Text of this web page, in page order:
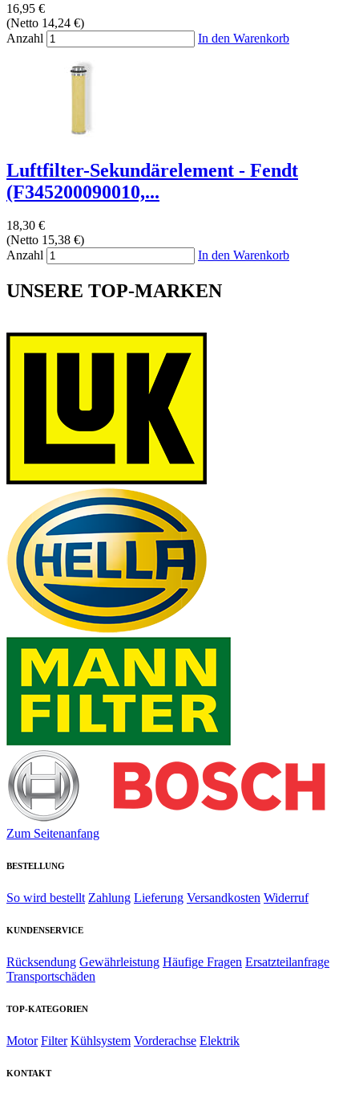
16,95 €
(Netto 14,24 €)
Anzahl
In den Warenkorb
Luftfilter-Sekundärelement - Fendt
(F345200090010,...
18,30 €
(Netto 15,38 €)
Anzahl
In den Warenkorb
UNSERE TOP-MARKEN
Zum Seitenanfang
BESTELLUNG
So wird bestellt Zahlung Lieferung Versandkosten Widerruf
KUNDENSERVICE
Rücksendung Gewährleistung Häufige Fragen Ersatzteilanfrage
Transportschäden
TOP-KATEGORIEN
Motor Filter Kühlsystem Vorderachse Elektrik
KONTAKT